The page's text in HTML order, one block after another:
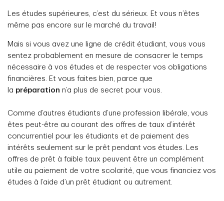
Les études supérieures, c’est du sérieux. Et vous n’êtes
même pas encore sur le marché du travail!
Mais si vous avez une ligne de crédit étudiant, vous vous
sentez probablement en mesure de consacrer le temps
nécessaire à vos études et de respecter vos obligations
financières. Et vous faites bien, parce que
la préparation n’a plus de secret pour vous.
Comme d’autres étudiants d’une profession libérale, vous
êtes peut-être au courant des offres de taux d’intérêt
concurrentiel pour les étudiants et de paiement des
intérêts seulement sur le prêt pendant vos études. Les
offres de prêt à faible taux peuvent être un complément
utile au paiement de votre scolarité, que vous financiez vos
études à l’aide d’un prêt étudiant ou autrement.